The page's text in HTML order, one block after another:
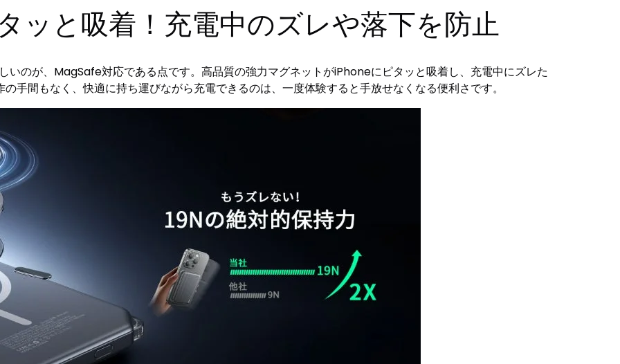
ッと吸着！充電中のズレや落下を防止
いのが、MagSafe対応である点です。高品質の強力マグネットがiPhoneにピタッと吸着し、充電中にズレた
手間もなく、快適に持ち運びながら充電できるのは、一度体験すると手放せなくなる便利さです。